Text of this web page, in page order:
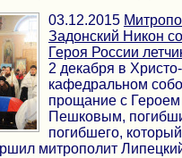
03.12.2015
Задонский Никон
Героя России
2 декабря в
кафедральном
прощание с
Пешковым,
погибшего,
митрополит